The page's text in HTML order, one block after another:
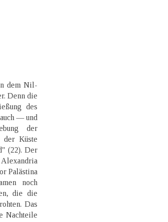
dem Nil-
Denn die
des
— und
der
der Küste
(22). Der
Palästina
noch
die die
Das
Nachteile